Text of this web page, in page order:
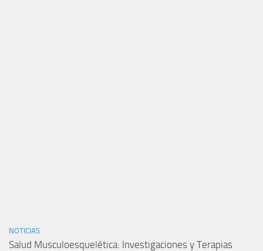
NOTICIAS
Salud Musculoesquelética: Investigaciones y Terapias